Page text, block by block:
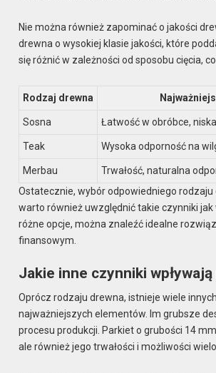
Nie można również zapominać o jakości
drewna o wysokiej klasie jakości, które
się różnić w zależności od sposobu cięcia,
Rodzaj drewna
Sosna Łatwość w obróbce,
Teak Wysoka odporność na
Merbau Trwałość, naturalna
Ostatecznie, wybór odpowiedniego
warto również uwzględnić takie czynniki
różne opcje, można znaleźć idealne
finansowym.
Jakie inne czynniki
Oprócz rodzaju drewna, istnieje wiele
najważniejszych elementów. Im grubsze
procesu produkcji. Parkiet o grubości 14
ale również jego trwałości i możliwości